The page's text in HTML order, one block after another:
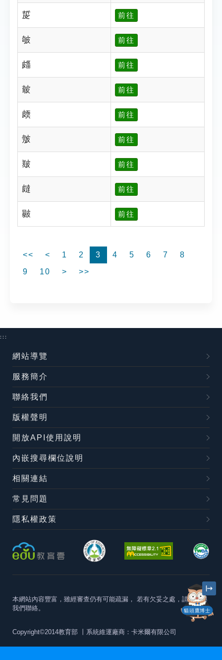
㿱 前往
㿲 前往
㿳 前往
㿴 前往
㿵 前往
㿶 前往
㿷 前往
㿹 前往
㿺 前往
<< < 1 2 3 4 5 6 7
8
9
10 > >>
貓頭鷹博士
:::
網站導覽
服務簡介
聯絡我們
版權聲明
開放API使用說明
內嵌搜尋欄位說明
相關連結
常見問題
隱私權政策
本網站內容豐富，雖經審查仍有可能疏漏， 若有欠妥之處，請隨時與
我們聯絡。
Copyright©2014教育部 丨系統維運廠商：卡米爾有限公司